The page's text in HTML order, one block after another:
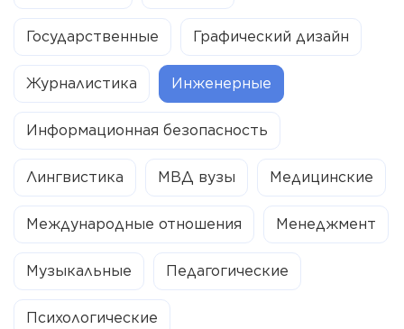
Государственные Графический дизайн
Журналистика Инженерные
Информационная безопасность
Лингвистика МВД вузы Медицинские
Международные отношения Менеджмент
Музыкальные Педагогические
Психологические